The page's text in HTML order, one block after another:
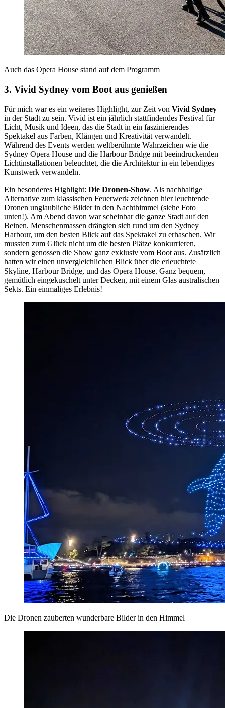
Auch das Opera House stand auf dem Programm
3. Vivid Sydney vom Boot aus genießen
Für mich war es ein weiteres Highlight, zur Zeit von Vivid Sydney
in der Stadt zu sein. Vivid ist ein jährlich stattfindendes Festival für
Licht, Musik und Ideen, das die Stadt in ein faszinierendes
Spektakel aus Farben, Klängen und Kreativität verwandelt.
Während des Events werden weltberühmte Wahrzeichen wie die
Sydney Opera House und die Harbour Bridge mit beeindruckenden
Lichtinstallationen beleuchtet, die die Architektur in ein lebendiges
Kunstwerk verwandeln.
Ein besonderes Highlight: Die Dronen-Show. Als nachhaltige
Alternative zum klassischen Feuerwerk zeichnen hier leuchtende
Dronen unglaubliche Bilder in den Nachthimmel (siehe Foto
unten!). Am Abend davon war scheinbar die ganze Stadt auf den
Beinen. Menschenmassen drängten sich rund um den Sydney
Harbour, um den besten Blick auf das Spektakel zu erhaschen. Wir
mussten zum Glück nicht um die besten Plätze konkurrieren,
sondern genossen die Show ganz exklusiv vom Boot aus. Zusätzlich
hatten wir einen unvergleichlichen Blick über die erleuchtete
Skyline, Harbour Bridge, und das Opera House. Ganz bequem,
gemütlich eingekuschelt unter Decken, mit einem Glas australischen
Sekts. Ein einmaliges Erlebnis!
Die Dronen zauberten wunderbare Bilder in den Himmel